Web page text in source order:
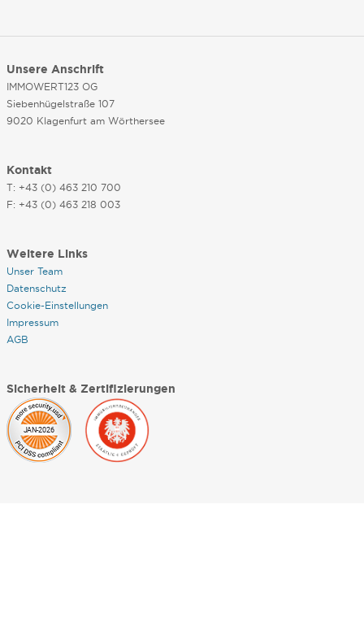
Unsere Anschrift
IMMOWERT123 OG
Siebenhügelstraße 107
9020 Klagenfurt am Wörthersee
Kontakt
T: +43 (0) 463 210 700
F: +43 (0) 463 218 003
Weitere Links
Unser Team
Datenschutz
Cookie-Einstellungen
Impressum
AGB
Sicherheit & Zertifizierungen